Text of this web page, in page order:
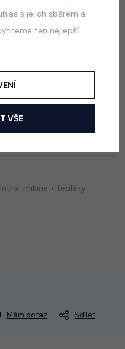
mikina + tepláky.
Mám dotaz Sdílet
s jejich sběrem a
ten nejlepší
VŠE